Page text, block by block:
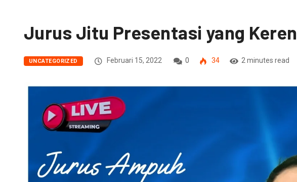
Jurus Jitu Presentasi yang Keren
UNCATEGORIZED Februari 15, 2022 0 34 2 minutes read